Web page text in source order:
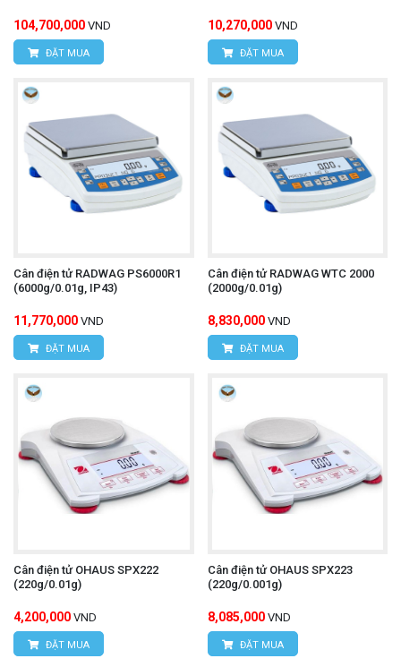
104,700,000 VND
ĐẶT MUA
10,270,000 VND
ĐẶT MUA
Cân điện tử RADWAG PS6000R1
(6000g/0.01g, IP43)
11,770,000 VND
ĐẶT MUA
Cân điện tử RADWAG WTC 2000
(2000g/0.01g)
8,830,000 VND
ĐẶT MUA
Cân điện tử OHAUS SPX222
(220g/0.01g)
4,200,000 VND
ĐẶT MUA
Cân điện tử OHAUS SPX223
(220g/0.001g)
8,085,000 VND
ĐẶT MUA